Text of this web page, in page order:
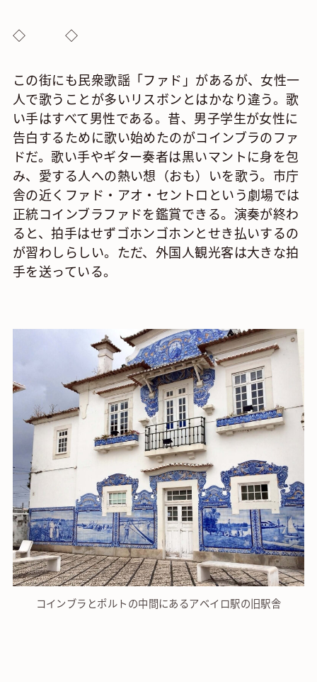
◇ ◇
この街にも民衆歌謡「ファド」があるが、女性一
人で歌うことが多いリスボンとはかなり違う。歌
い手はすべて男性である。昔、男子学生が女性に
告白するために歌い始めたのがコインブラのファ
ドだ。歌い手やギター奏者は黒いマントに身を包
み、愛する人への熱い想（おも）いを歌う。市庁
舎の近くファド・アオ・セントロという劇場では
正統コインブラファドを鑑賞できる。演奏が終わ
ると、拍手はせずゴホンゴホンとせき払いするの
が習わしらしい。ただ、外国人観光客は大きな拍
手を送っている。
コインブラとポルトの中間にあるアベイロ駅の旧駅舎